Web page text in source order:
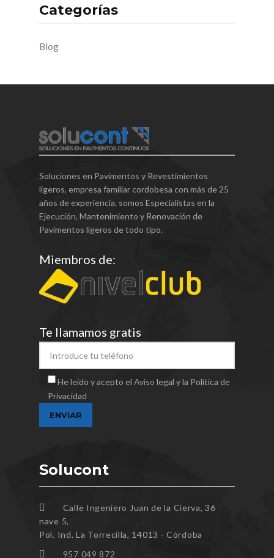
Categorías
Blog
Soluciones en Pavimentos y Revestimientos
ligeros, empresa familiar cordobesa con más de 25
años de experiencia, somos Especialistas en la
Ejecución, Mantenimiento y Renovación de
Pavimentos ligeros de todo tipo.
Miembros de:
Te llamamos gratis
He leído y acepto el Aviso legal y la Política de
Privacidad
Solucont
Calle Ingeniero Juan de la Cierva, 36
nave 5,
Pol. Ind. La Torrecilla, 14013 - Córdoba
957 049 872